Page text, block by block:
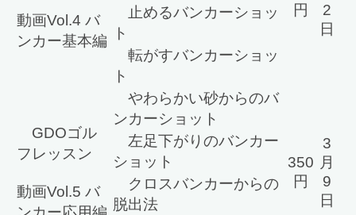
動画Vol.4 バ
ンカー基本編
円
2
日
止めるバンカーショッ
ト
転がすバンカーショッ
ト
GDOゴル
フレッスン
動画Vol.5 バ
やわらかい砂からのバ
ンカーショット
350
円
3
月
9
日
左足下がりのバンカー
ショット
クロスバンカーからの
脱出法